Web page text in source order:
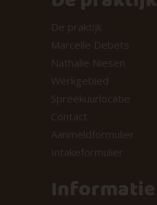
De praktijk
Marcelle Debets
Nathalie Niesen
Werkgebied
Spreekuurlocatie
Contact
Aanmeldformulier
Intakeformulier
Informatie